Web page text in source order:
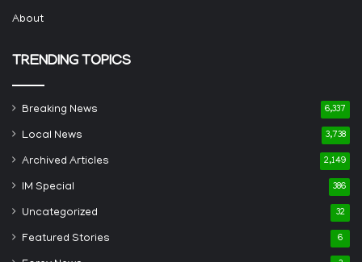
About
TRENDING TOPICS
Breaking News 6,337
Local News 3,738
Archived Articles 2,149
IM Special 386
Uncategorized 32
Featured Stories 6